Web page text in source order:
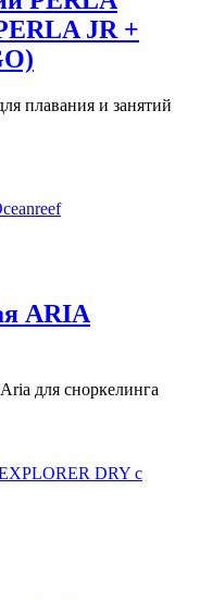
JR +
плавания и занятий
ARIA
для сноркелинга